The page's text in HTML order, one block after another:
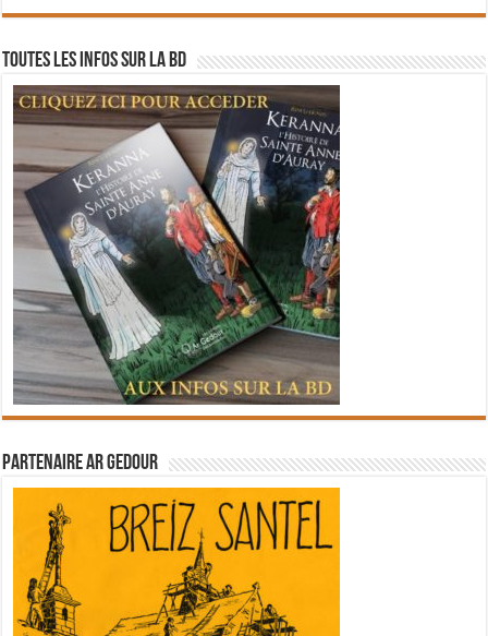
Toutes les infos sur la BD
Partenaire Ar Gedour